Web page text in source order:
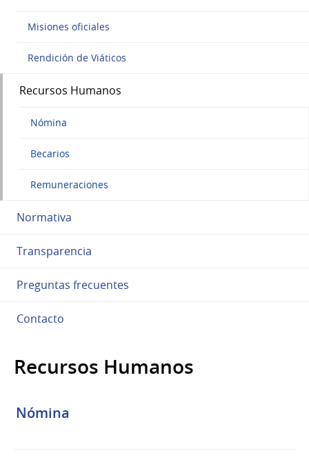
Misiones oficiales
Rendición de Viáticos
Recursos Humanos
Nómina
Becarios
Remuneraciones
Normativa
Transparencia
Preguntas frecuentes
Contacto
Recursos Humanos
Nómina